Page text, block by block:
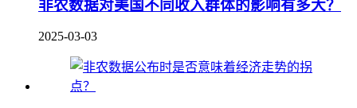
非农数据对美国不同收入群体的影响有多大？
2025-03-03